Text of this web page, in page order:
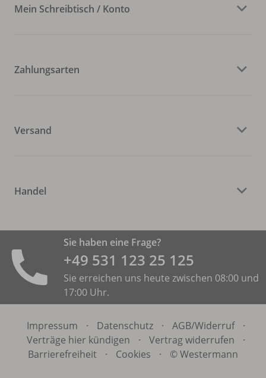
Mein Schreibtisch / Konto
Zahlungsarten
Versand
Handel
Sie haben eine Frage?
+49 531 ­123 25 125
Sie erreichen uns heute zwischen 08:00 und
17:00 Uhr.
Impressum · Datenschutz · AGB/Widerruf
·
Verträge hier kündigen
· Vertrag widerrufen
·
Barrierefreiheit
· Cookies · © Westermann